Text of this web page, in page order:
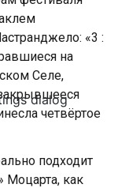
dialog
«3 :
на
Селе,
четвёртое
подходит
Моцарта, как